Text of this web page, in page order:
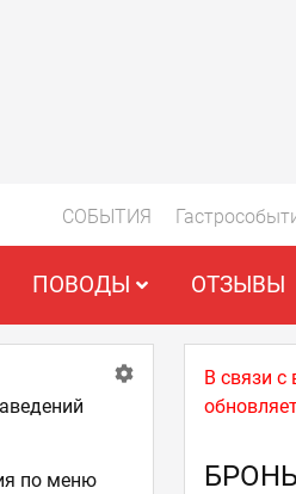
СОБЫТИЯ
ПОВОДЫ ОТЗЫВЫ
В связи
по меню